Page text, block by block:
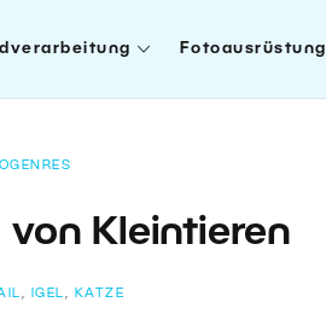
Fotoausrüstung
von Kleintieren
, IGEL , KATZE